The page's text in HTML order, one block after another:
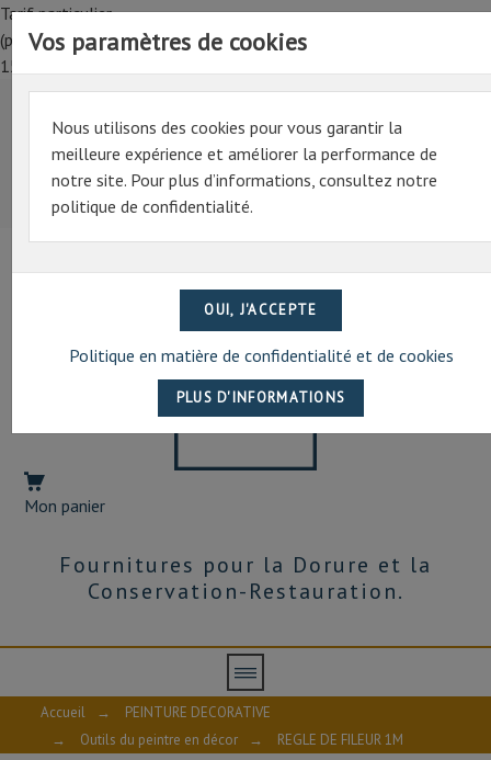
Tarif particulier,
(professionnel, connectez-vous pour bénéficier de la remise de
15%)
Tarif particulier,
(professionnel, connectez-vous pour bénéficier de la
remise de 15%)
07 69 94 13 47
Mon panier
Fournitures pour la Dorure et la
Conservation-Restauration.
Vos paramètres de cookies
Nous utilisons des cookies pour vous garantir la
meilleure expérience et améliorer la performance de
notre site. Pour plus d’informations, consultez notre
politique de confidentialité.
Politique en matière de confidentialité et de cookies
Accueil →
PEINTURE DECORATIVE
→
Outils du peintre en décor → REGLE DE FILEUR 1M